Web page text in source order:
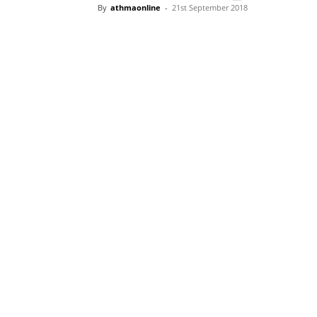
By athmaonline - 21st September 2018